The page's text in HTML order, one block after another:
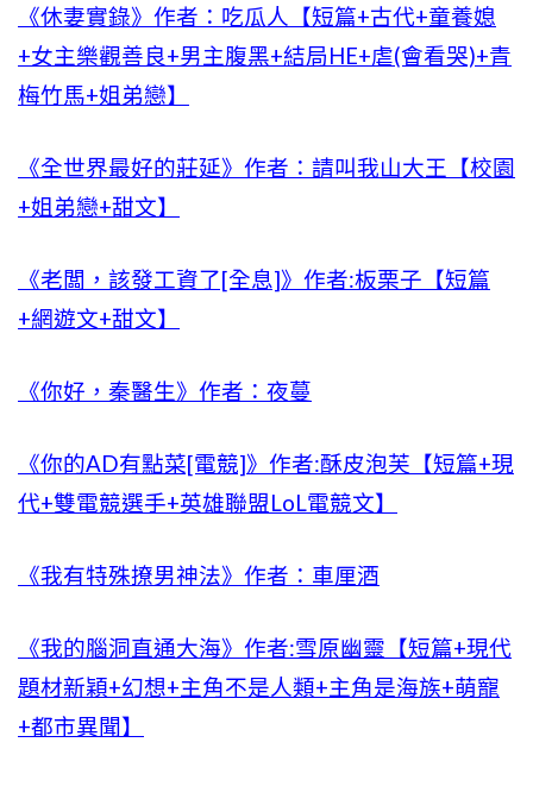
《休妻實錄》作者：吃瓜人【短篇+古代+童養媳
+女主樂觀善良+男主腹黑+結局HE+虐(會看哭)+青
梅竹馬+姐弟戀】
《全世界最好的莊延》作者：請叫我山大王【校園
+姐弟戀+甜文】
《老闆，該發工資了[全息]》作者:板栗子【短篇
+網遊文+甜文】
《你好，秦醫生》作者：夜蔓
《你的AD有點菜[電競]》作者:酥皮泡芙【短篇+現
代+雙電競選手+英雄聯盟LoL電競文】
《我有特殊撩男神法》作者：車厘酒
《我的腦洞直通大海》作者:雪原幽靈【短篇+現代
題材新穎+幻想+主角不是人類+主角是海族+萌寵
+都市異聞】